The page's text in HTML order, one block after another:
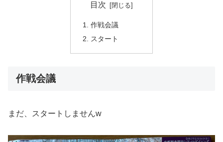
目次
作戦会議
スタート
作戦会議
まだ、スタートしませんw